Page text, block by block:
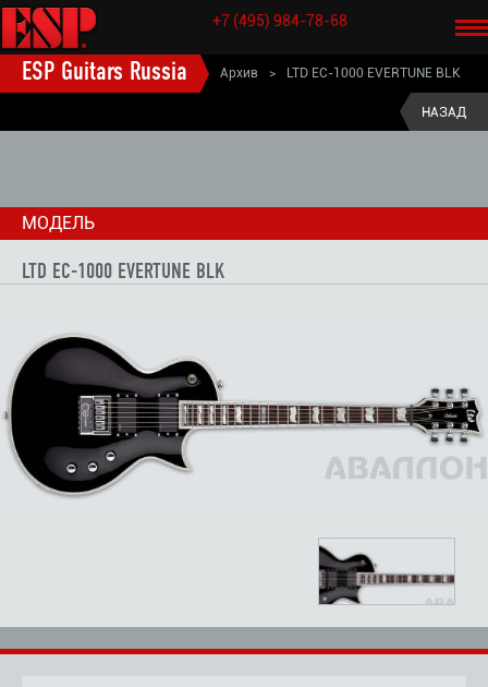
+7 (495) 984-78-68
ESP Guitars Russia Архив >
>
LTD EC-1000 EVERTUNE BLK
НАЗАД
МОДЕЛЬ
LTD EC-1000 EVERTUNE BLK